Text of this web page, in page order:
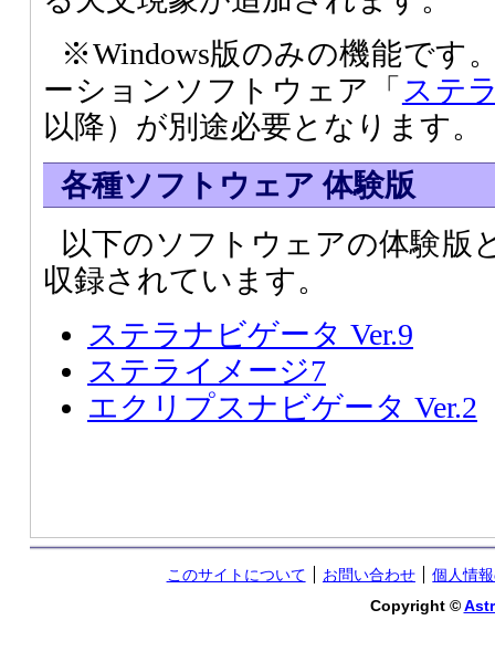
※Windows版のみの機能です
ーションソフトウェア「 ステ
以降）が別途必要となります。
各種ソフトウェア 体験版
以下のソフトウェアの体験版
収録されています。
ステラナビゲータ Ver.9
ステライメージ7
エクリプスナビゲータ Ver.2
このサイトについて お問い合わせ
個人情
Copyright ©